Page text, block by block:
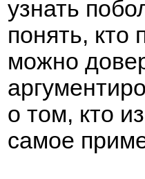
узнать
понять, кто
можно
о том, кто
самое